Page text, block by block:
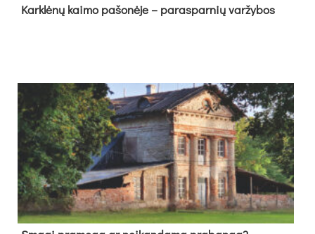
Kark­lė­nų kai­mo pa­šo­nė­je – pa­ras­par­nių var­žy­bos